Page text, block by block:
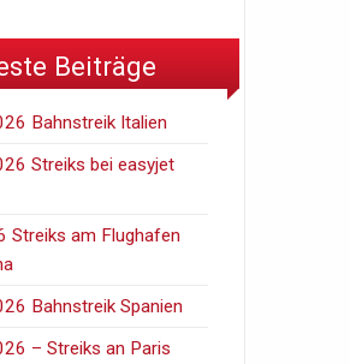
Beiträge
Bahnstreik Italien
Streiks bei easyjet
Streiks am Flughafen
Bahnstreik Spanien
– Streiks an Paris